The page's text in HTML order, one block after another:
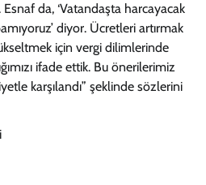
da, ‘Vatandaşta harcayacak
diyor. Ücretleri artırmak
için vergi dilimlerinde
ifade ettik. Bu önerilerimiz
karşılandı” şeklinde sözlerini